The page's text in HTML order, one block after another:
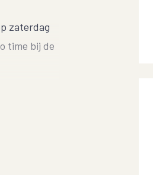
zaterdag
time bij de